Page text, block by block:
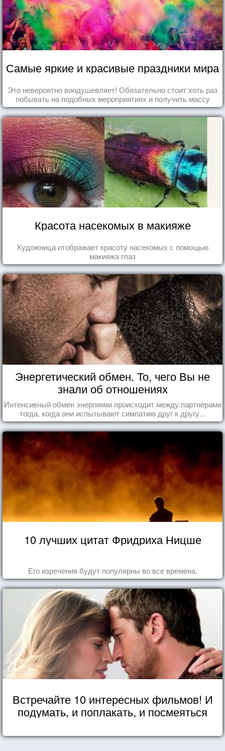
Самые яркие и красивые праздники мира
Это невероятно воодушевляет! Обязательно стоит хоть раз
побывать на подобных мероприятиях и получить массу
впечатлений!
Красота насекомых в макияже
Художница отображает красоту насекомых с помощью
макияжа глаз
Энергетический обмен. То, чего Вы не
знали об отношениях
Интенсивный обмен энергиями происходит между партнерами
тогда, когда они испытывают симпатию друг к другу...
10 лучших цитат Фридриха Ницше
Его изречения будут популярны во все времена.
Встречайте 10 интересных фильмов! И
подумать, и поплакать, и посмеяться